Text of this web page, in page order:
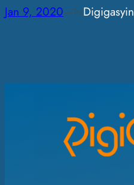
Jan 9, 2020— byDigigasyin